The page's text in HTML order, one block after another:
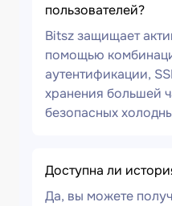
пользователей?
Bitsz защищает
помощью
аутентификации,
хранения большей
безопасных
Доступна ли
Да, вы можете